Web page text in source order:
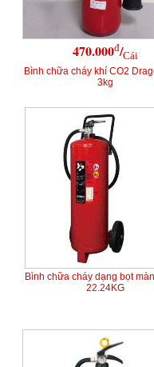
470.000đ/Cái
Bình chữa cháy khí CO2
3kg
Bình chữa cháy dạng bọt
22.24KG